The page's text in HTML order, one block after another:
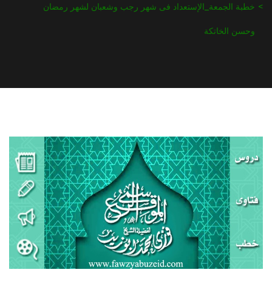
خطبة الجمعة_الإستعداد فى شهر رجب وشعبان لشهر رمضان
وحسن الخاتكة